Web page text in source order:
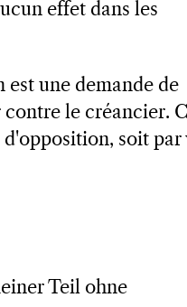
effet dans les
une demande de
contre le créancier.
soit par
Teil ohne